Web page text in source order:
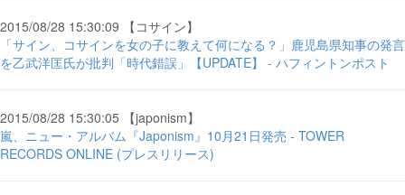
2015/08/28 15:30:09 【コサイン】
「サイン、コサインを女の子に教えて何になる？」鹿児島県知事の発言
を乙武洋匡氏が批判「時代錯誤」【UPDATE】 - ハフィントンポスト
2015/08/28 15:30:05 【japonism】
嵐、ニュー・アルバム『Japonism』10月21日発売 - TOWER
RECORDS ONLINE (プレスリリース)